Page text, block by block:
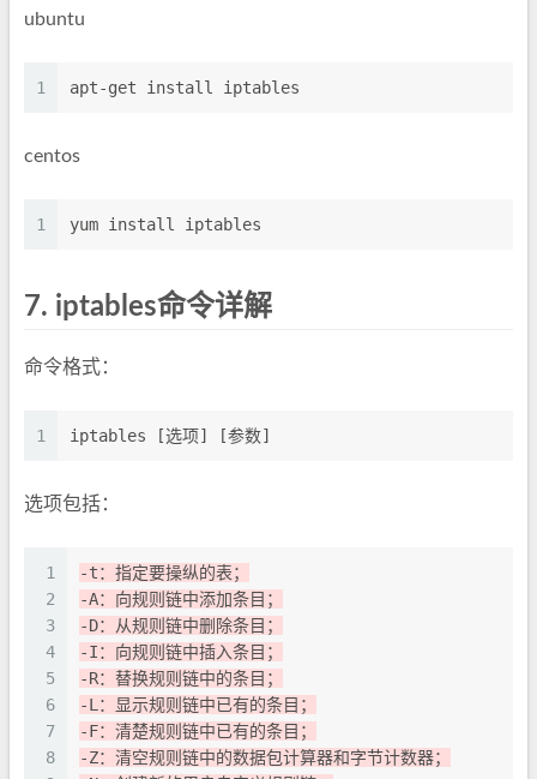
ubuntu
1 apt-get install iptables
centos
1 yum install iptables
7. iptables命令详解
命令格式：
1 iptables [选项] [参数]
选项包括：
1
2
3
4
5
6
7
8
-t：指定要操纵的表；
-A：向规则链中添加条目；
-D：从规则链中删除条目；
-I：向规则链中插入条目；
-R：替换规则链中的条目；
-L：显示规则链中已有的条目；
-F：清楚规则链中已有的条目；
-Z：清空规则链中的数据包计算器和字节计数器；